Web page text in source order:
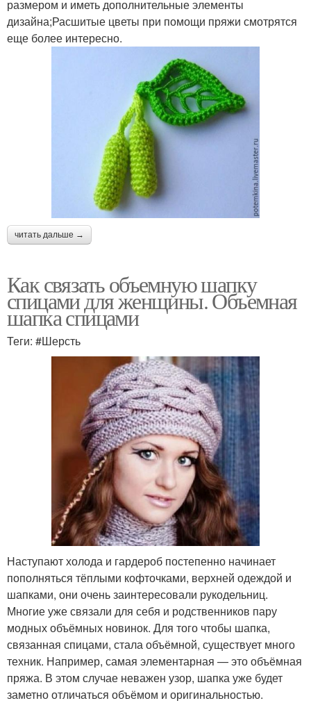
размером и иметь дополнительные элементы
дизайна;Расшитые цветы при помощи пряжи смотрятся
еще более интересно.
читать дальше →
Как связать объемную шапку
спицами для женщины. Объемная
шапка спицами
Теги: #Шерсть
Наступают холода и гардероб постепенно начинает
пополняться тёплыми кофточками, верхней одеждой и
шапками, они очень заинтересовали рукодельниц.
Многие уже связали для себя и родственников пару
модных объёмных новинок. Для того чтобы шапка,
связанная спицами, стала объёмной, существует много
техник. Например, самая элементарная — это объёмная
пряжа. В этом случае неважен узор, шапка уже будет
заметно отличаться объёмом и оригинальностью.